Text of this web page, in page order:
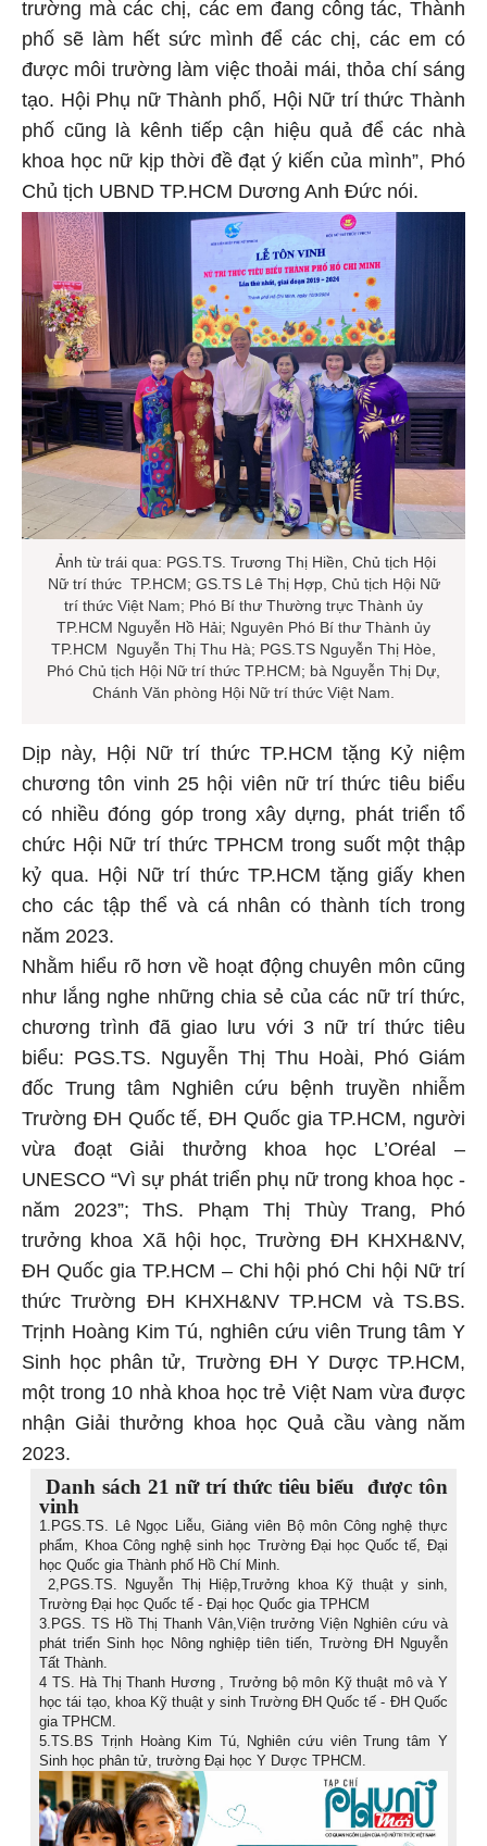
trường mà các chị, các em đang công tác, Thành
phố sẽ làm hết sức mình để các chị, các em có
được môi trường làm việc thoải mái, thỏa chí sáng
tạo. Hội Phụ nữ Thành phố, Hội Nữ trí thức Thành
phố cũng là kênh tiếp cận hiệu quả để các nhà
khoa học nữ kịp thời đề đạt ý kiến của mình”, Phó
Chủ tịch UBND TP.HCM Dương Anh Đức nói.
Ảnh từ trái qua: PGS.TS. Trương Thị Hiền, Chủ tịch Hội
Nữ trí thức TP.HCM; GS.TS Lê Thị Hợp, Chủ tịch Hội Nữ
trí thức Việt Nam; Phó Bí thư Thường trực Thành ủy
TP.HCM Nguyễn Hồ Hải; Nguyên Phó Bí thư Thành ủy
TP.HCM Nguyễn Thị Thu Hà; PGS.TS Nguyễn Thị Hòe,
Phó Chủ tịch Hội Nữ trí thức TP.HCM; bà Nguyễn Thị Dự,
Chánh Văn phòng Hội Nữ trí thức Việt Nam.
Dịp này, Hội Nữ trí thức TP.HCM tặng Kỷ niệm
chương tôn vinh 25 hội viên nữ trí thức tiêu biểu
có nhiều đóng góp trong xây dựng, phát triển tổ
chức Hội Nữ trí thức TPHCM trong suốt một thập
kỷ qua. Hội Nữ trí thức TP.HCM tặng giấy khen
cho các tập thể và cá nhân có thành tích trong
năm 2023.
Nhằm hiểu rõ hơn về hoạt động chuyên môn cũng
như lắng nghe những chia sẻ của các nữ trí thức,
chương trình đã giao lưu với 3 nữ trí thức tiêu
biểu: PGS.TS. Nguyễn Thị Thu Hoài, Phó Giám
đốc Trung tâm Nghiên cứu bệnh truyền nhiễm
Trường ĐH Quốc tế, ĐH Quốc gia TP.HCM, người
vừa đoạt Giải thưởng khoa học L’Oréal –
UNESCO “Vì sự phát triển phụ nữ trong khoa học -
năm 2023”; ThS. Phạm Thị Thùy Trang, Phó
trưởng khoa Xã hội học, Trường ĐH KHXH&NV,
ĐH Quốc gia TP.HCM – Chi hội phó Chi hội Nữ trí
thức Trường ĐH KHXH&NV TP.HCM và TS.BS.
Trịnh Hoàng Kim Tú, nghiên cứu viên Trung tâm Y
Sinh học phân tử, Trường ĐH Y Dược TP.HCM,
một trong 10 nhà khoa học trẻ Việt Nam vừa được
nhận Giải thưởng khoa học Quả cầu vàng năm
2023.
Danh sách 21 nữ trí thức tiêu biểu được tôn
vinh
1.PGS.TS. Lê Ngọc Liễu, Giảng viên Bộ môn Công nghệ thực
phẩm, Khoa Công nghệ sinh học Trường Đại học Quốc tế, Đại
học Quốc gia Thành phố Hồ Chí Minh.
2,PGS.TS. Nguyễn Thị Hiệp,Trưởng khoa Kỹ thuật y sinh,
Trường Đại học Quốc tế - Đại học Quốc gia TPHCM
3.PGS. TS Hồ Thị Thanh Vân,Viện trưởng Viện Nghiên cứu và
phát triển Sinh học Nông nghiệp tiên tiến, Trường ĐH Nguyễn
Tất Thành.
4 TS. Hà Thị Thanh Hương , Trưởng bộ môn Kỹ thuật mô và Y
học tái tạo, khoa Kỹ thuật y sinh Trường ĐH Quốc tế - ĐH Quốc
gia TPHCM.
5.TS.BS Trịnh Hoàng Kim Tú, Nghiên cứu viên Trung tâm Y
Sinh học phân tử, trường Đại học Y Dược TPHCM.